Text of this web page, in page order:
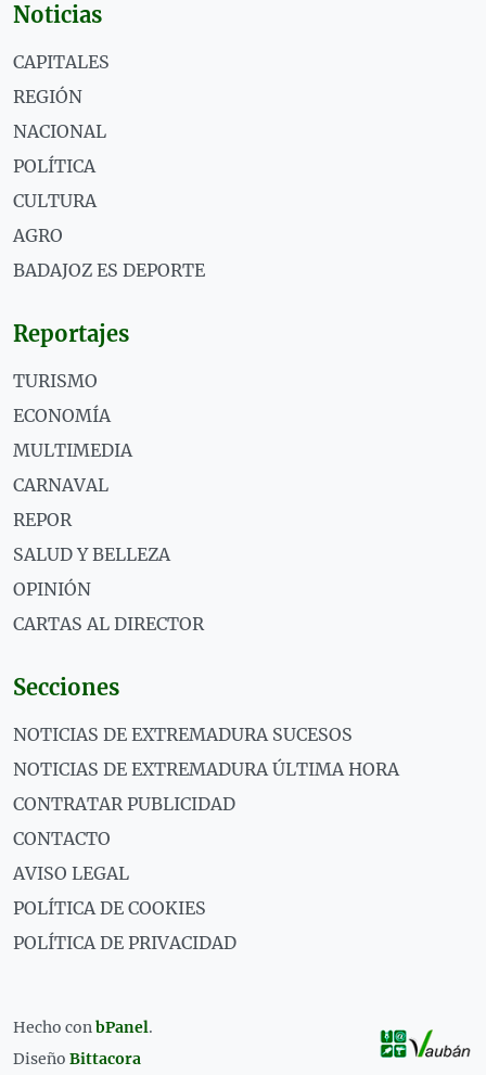
Noticias
CAPITALES
REGIÓN
NACIONAL
POLÍTICA
CULTURA
AGRO
BADAJOZ ES DEPORTE
Reportajes
TURISMO
ECONOMÍA
MULTIMEDIA
CARNAVAL
REPOR
SALUD Y BELLEZA
OPINIÓN
CARTAS AL DIRECTOR
Secciones
NOTICIAS DE EXTREMADURA SUCESOS
NOTICIAS DE EXTREMADURA ÚLTIMA HORA
CONTRATAR PUBLICIDAD
CONTACTO
AVISO LEGAL
POLÍTICA DE COOKIES
POLÍTICA DE PRIVACIDAD
Hecho conbPanel.
Diseño Bittacora